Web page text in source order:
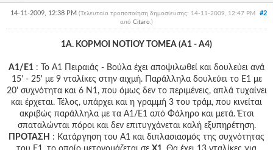
#2
14-11-2009, 12:38 PM (Τελευταία τροποποίηση δημοσίευσης: 14-11-2009, 12:47 PM
από Citaro.)
1A. ΚΟΡΜΟΙ ΝΟΤΙΟΥ ΤΟΜΕΑ (Α1 - Α4)
Α1/Ε1 : Το Α1 Πειραιάς - Βούλα έχει αποψιλωθεί και δουλεύει ανά
15' - 25' με 9 νταλίκες στην αιχμή. Παράλληλα δουλεύει το Ε1 με
20' συχνότητα και 6 Ν1, που όμως δεν το περιμένεις, απλά τυχαίνει
και έρχεται. Τέλος, υπάρχει και η γραμμή 3 του τράμ, που κινείται
ακριβώς παράλληλα με τα Α1/Ε1 από Φάληρο και μετά. Έτσι
σπαταλώνται πόροι και δεν επιτυγχάνεται καλή εξυπηρέτηση.
ΠΡΟΤΑΣΗ : Κατάργηση του Α1 και διπλασιασμός της συχνότητας